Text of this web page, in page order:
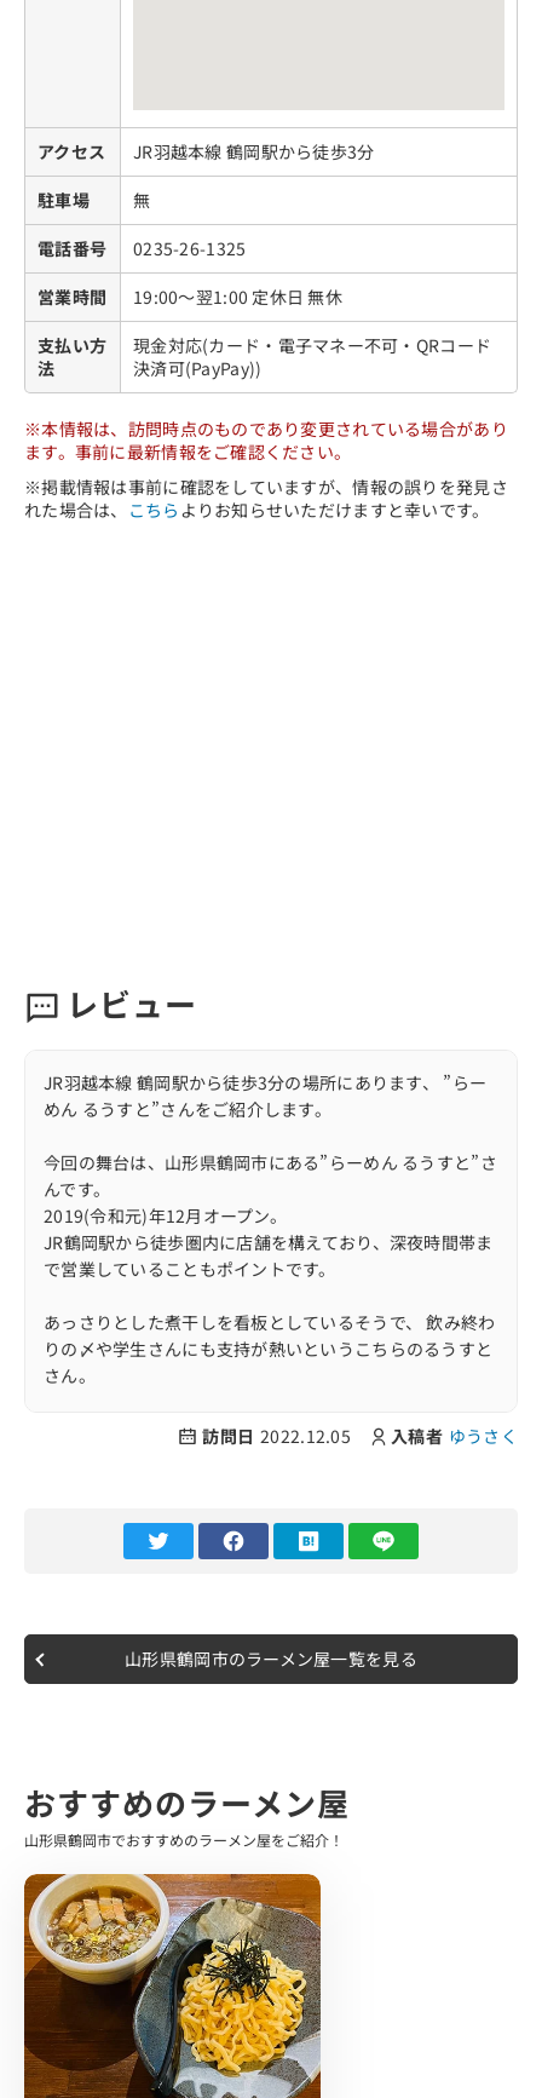
アクセス
JR羽越本線 鶴岡駅から徒歩3分
駐車場
無
電話番号
0235-26-1325
営業時間
19:00～翌1:00 定休日 無休
支払い方
法
現金対応(カード・電子マネー不可・QRコード
決済可(PayPay))
※本情報は、訪問時点のものであり変更されている場合があり
ます。事前に最新情報をご確認ください。
※掲載情報は事前に確認をしていますが、情報の誤りを発見さ
れた場合は、 こちら よりお知らせいただけますと幸いです。
レビュー
JR羽越本線 鶴岡駅から徒歩3分の場所にあります、 ”らー
めん るうすと”さんをご紹介します。
今回の舞台は、山形県鶴岡市にある”らーめん るうすと”さ
んです。
2019(令和元)年12月オープン。
JR鶴岡駅から徒歩圏内に店舗を構えており、深夜時間帯ま
で営業していることもポイントです。
あっさりとした煮干しを看板としているそうで、 飲み終わ
りの〆や学生さんにも支持が熱いというこちらのるうすと
さん。
訪問時は深夜時間帯である23時頃の到着でした。
食券購入スタイルとなっており、今回は看板である"煮干
し中華(並)"をお願いしました。
ーの感じも見て取れるオシャレな空間。
ひとりでも気兼ねなく来れるような雰囲気でした。
ただいてみましょう。
美味しい…染み渡る…！
これは飲み終わりの〆に最高だ…
優しいながらも煮干しの深みを楽しめるファーストタッ
チ。
くどさを全く感じない魚介のクリアな風味が際立ち、丁寧
な口当たりでレンゲを止めさせません。
素材本来、無化調で作られているそうです。
麺は中細仕様のストレート麺でした。
訪問日 2022.12.05 入稿者 ゆうさく
山形県鶴岡市のラーメン屋一覧を見る
おすすめのラーメン屋
山形県鶴岡市でおすすめのラーメン屋をご紹介！